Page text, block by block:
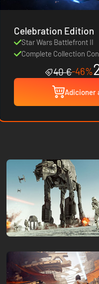
Celebration Edition
Star Wars Battlefront II
Complete Collection
40 €-46%
Adicioner